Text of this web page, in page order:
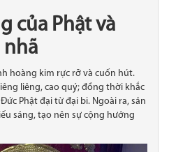
của Phật và
nhã
hoàng kim rực rỡ và cuốn hút.
liêng, cao quý; đồng thời khắc
Phật đại từ đại bi. Ngoài ra, sản
sáng, tạo nên sự cộng hưởng